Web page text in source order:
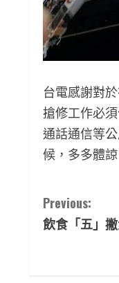
台電感謝對
搶修工作必
通話通信等
候，多多體諒
C
o
Previous:
飲食「五」